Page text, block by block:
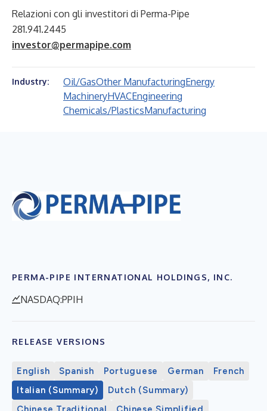
Relazioni con gli investitori di Perma-Pipe
281.941.2445
investor@permapipe.com
Industry: Oil/GasOther ManufacturingEnergy
MachineryHVACEngineering
Chemicals/PlasticsManufacturing
PERMA-PIPE INTERNATIONAL HOLDINGS, INC.
NASDAQ:PPIH
RELEASE VERSIONS
English Spanish Portuguese German
French
Italian (Summary)
Dutch (Summary)